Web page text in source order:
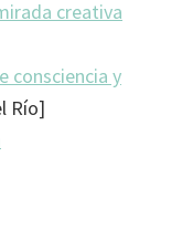
creativa
consciencia y
Río]